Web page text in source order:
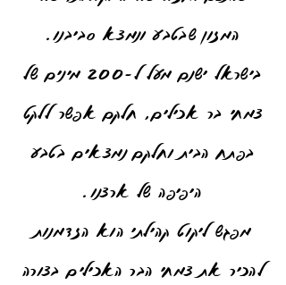
המזון שבטבע ונמצא סביבנו.
בישראל ישנם מעל ל-200 מינים של
צמחי בר אכילים, חלקם אפשר ללקט
בפתח הבית וחלקם נמצאים בטבע
היפיפה של ארצנו.
מפגש ליקוט קהילתי הוא הזדמנות
להכיר את צמחי הבר האכילים בצורה